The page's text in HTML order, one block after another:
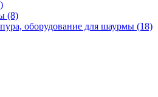
(8)
оборудование для шаурмы (18)